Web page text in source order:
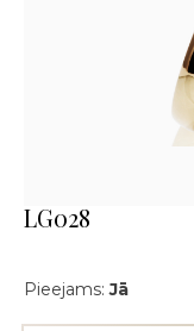
LG028
Pieejams:Jā